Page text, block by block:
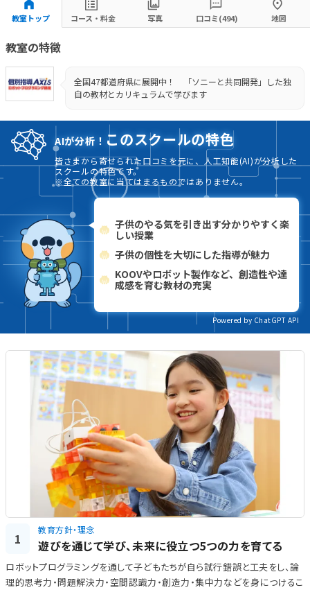
教室トップ コース・料金 写真 口コミ(494) 地図
教室の特徴
全国47都道府県に展開中！ 「ソニーと共同開発」した独
自の教材とカリキュラムで学びます
AIが分析！ このスクールの特色
皆さまから寄せられた口コミを元に、人工知能(AI)が分析した
スクールの特色です。
※全ての教室に当てはまるものではありません。
子供のやる気を引き出す分かりやすく楽
しい授業
子供の個性を大切にした指導が魅力
KOOVやロボット製作など、創造性や達
成感を育む教材の充実
Powered by ChatGPT API
1
教育方針・理念
遊びを通じて学び、未来に役立つ5つの力を育てる
ロボットプログラミングを通して子どもたちが自ら試行錯誤と工夫をし、論
理的思考力・問題解決力・空間認識力・創造力・集中力などを身につけるこ